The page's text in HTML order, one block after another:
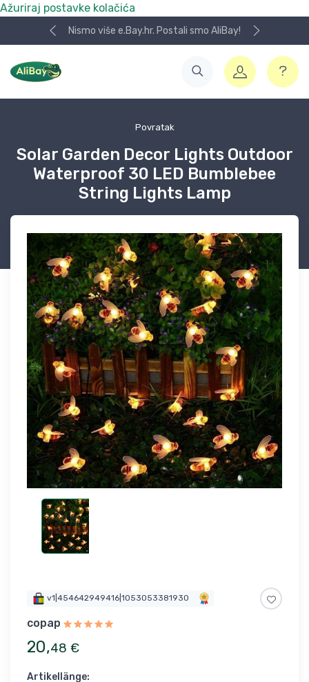
Ažuriraj postavke kolačića
Nismo više e.Bay.hr. Postali smo AliBay!
Povratak
Solar Garden Decor Lights Outdoor
Waterproof 30 LED Bumblebee
String Lights Lamp
v1|454642949416|1053053381930
copap
20,48 €
Artikellänge: